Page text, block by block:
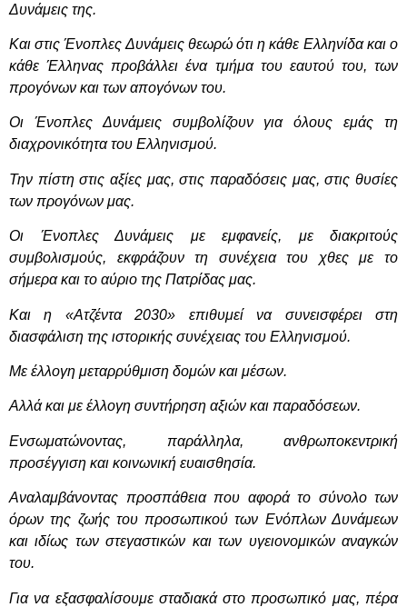
Δυνάμεις της.
Και στις Ένοπλες Δυνάμεις θεωρώ ότι η κάθε Ελληνίδα και ο
κάθε Έλληνας προβάλλει ένα τμήμα του εαυτού του, των
προγόνων και των απογόνων του.
Οι Ένοπλες Δυνάμεις συμβολίζουν για όλους εμάς τη
διαχρονικότητα του Ελληνισμού.
Την πίστη στις αξίες μας, στις παραδόσεις μας, στις θυσίες
των προγόνων μας.
Οι Ένοπλες Δυνάμεις με εμφανείς, με διακριτούς
συμβολισμούς, εκφράζουν τη συνέχεια του χθες με το
σήμερα και το αύριο της Πατρίδας μας.
Και η «Ατζέντα 2030» επιθυμεί να συνεισφέρει στη
διασφάλιση της ιστορικής συνέχειας του Ελληνισμού.
Με έλλογη μεταρρύθμιση δομών και μέσων.
Αλλά και με έλλογη συντήρηση αξιών και παραδόσεων.
Ενσωματώνοντας, παράλληλα, ανθρωπoκεντρική
προσέγγιση και κοινωνική ευαισθησία.
Αναλαμβάνοντας προσπάθεια που αφορά το σύνολο των
όρων της ζωής του προσωπικού των Ενόπλων Δυνάμεων
και ιδίως των στεγαστικών και των υγειονομικών αναγκών
του.
Για να εξασφαλίσουμε σταδιακά στο προσωπικό μας, πέρα